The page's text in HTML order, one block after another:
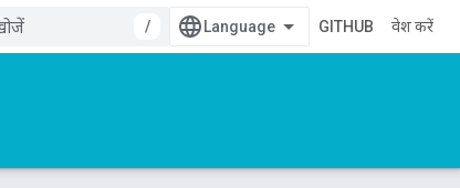
/
GITHUB प्रवेश करें